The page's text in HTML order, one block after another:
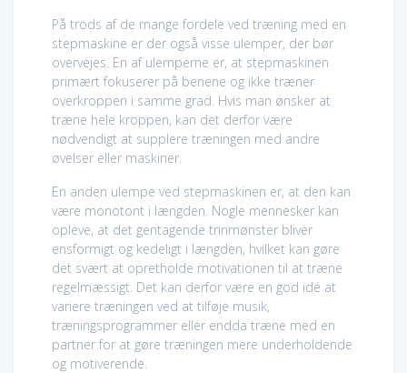
På trods af de mange fordele ved træning med en
stepmaskine er der også visse ulemper, der bør
overvejes. En af ulemperne er, at stepmaskinen
primært fokuserer på benene og ikke træner
overkroppen i samme grad. Hvis man ønsker at
træne hele kroppen, kan det derfor være
nødvendigt at supplere træningen med andre
øvelser eller maskiner.
En anden ulempe ved stepmaskinen er, at den kan
være monotont i længden. Nogle mennesker kan
opleve, at det gentagende trinmønster bliver
ensformigt og kedeligt i længden, hvilket kan gøre
det svært at opretholde motivationen til at træne
regelmæssigt. Det kan derfor være en god idé at
variere træningen ved at tilføje musik,
træningsprogrammer eller endda træne med en
partner for at gøre træningen mere underholdende
og motiverende.